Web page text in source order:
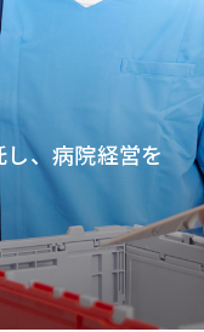
、病院経営を